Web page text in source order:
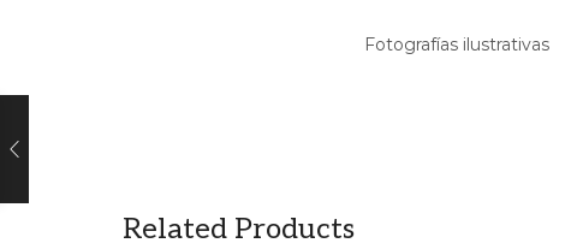
Fotografías ilustrativas
Related Products